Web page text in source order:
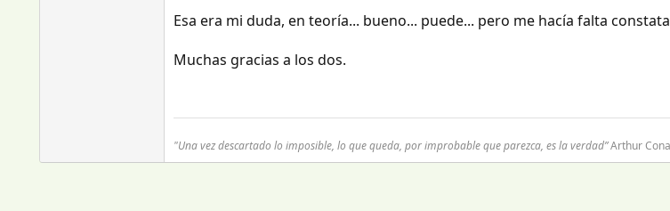
Esa era mi duda, en teoría... bueno... puede... pero me hacía falta
Muchas gracias a los dos.
"Una vez descartado lo imposible, lo que queda, por improbable que parezca, es la verdad”Arthur